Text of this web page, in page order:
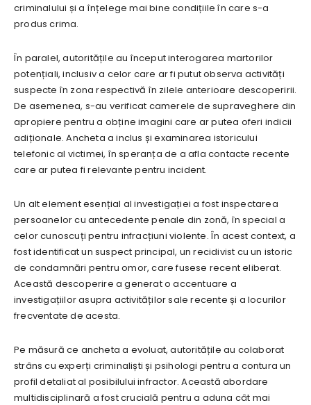
criminalului și a înțelege mai bine condițiile în care s-a
produs crima.
În paralel, autoritățile au început interogarea martorilor
potențiali, inclusiv a celor care ar fi putut observa activități
suspecte în zona respectivă în zilele anterioare descoperirii.
De asemenea, s-au verificat camerele de supraveghere din
apropiere pentru a obține imagini care ar putea oferi indicii
adiționale. Ancheta a inclus și examinarea istoricului
telefonic al victimei, în speranța de a afla contacte recente
care ar putea fi relevante pentru incident.
Un alt element esențial al investigației a fost inspectarea
persoanelor cu antecedente penale din zonă, în special a
celor cunoscuți pentru infracțiuni violente. În acest context, a
fost identificat un suspect principal, un recidivist cu un istoric
de condamnări pentru omor, care fusese recent eliberat.
Această descoperire a generat o accentuare a
investigațiilor asupra activităților sale recente și a locurilor
frecventate de acesta.
Pe măsură ce ancheta a evoluat, autoritățile au colaborat
strâns cu experți criminaliști și psihologi pentru a contura un
profil detaliat al posibilului infractor. Această abordare
multidisciplinară a fost crucială pentru a aduna cât mai